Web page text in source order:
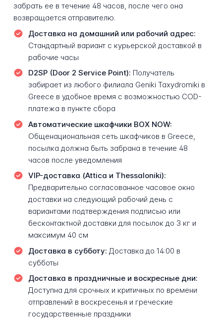
забрать ее в течение 48 часов, после чего она
возвращается отправителю.
Доставка на домашний или рабочий адрес:
Стандартный вариант с курьерской доставкой в
рабочие часы
D2SP (Door 2 Service Point): Получатель
забирает из любого филиала Geniki Taxydromiki в
Greece в удобное время с возможностью COD-
платежа в пункте сбора
Автоматические шкафчики BOX NOW:
Общенациональная сеть шкафчиков в Greece,
посылка должна быть забрана в течение 48
часов после уведомления
VIP-доставка (Attica и Thessaloniki):
Предварительно согласованное часовое окно
доставки на следующий рабочий день с
вариантами подтверждения подписью или
бесконтактной доставки для посылок до 3 кг и
максимум 40 см
Доставка в субботу: Доставка до 14:00 в
субботы
Доставка в праздничные и воскресные дни:
Доступна для срочных и критичных по времени
отправлений в воскресенья и греческие
государственные праздники